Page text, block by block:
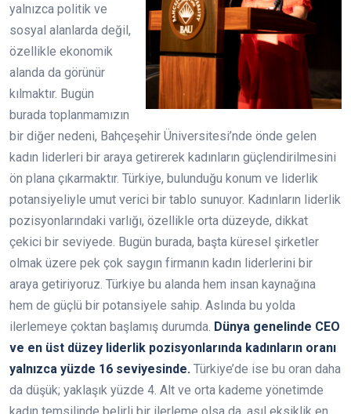
yalnızca politik ve
sosyal alanlarda değil,
özellikle ekonomik
alanda da görünür
kılmaktır. Bugün
burada toplanmamızın
bir diğer nedeni, Bahçeşehir Üniversitesi’nde önde gelen
kadın liderleri bir araya getirerek kadınların güçlendirilmesini
ön plana çıkarmaktır. Türkiye, bulunduğu konum ve liderlik
potansiyeliyle umut verici bir tablo sunuyor. Kadınların liderlik
pozisyonlarındaki varlığı, özellikle orta düzeyde, dikkat
çekici bir seviyede. Bugün burada, başta küresel şirketler
olmak üzere pek çok saygın firmanın kadın liderlerini bir
araya getiriyoruz. Türkiye bu alanda hem insan kaynağına
hem de güçlü bir potansiyele sahip. Aslında bu yolda
ilerlemeye çoktan başlamış durumda. Dünya genelinde CEO
ve en üst düzey liderlik pozisyonlarında kadınların oranı
yalnızca yüzde 16 seviyesinde. Türkiye’de ise bu oran daha
da düşük; yaklaşık yüzde 4. Alt ve orta kademe yönetimde